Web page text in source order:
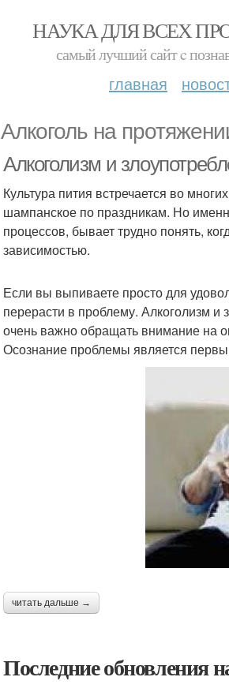
НАУКА ДЛЯ ВСЕХ
самый лучший сайт c
главная
Алкоголь на
Алкоголизм и
Культура пития встречается во
шампанское по праздникам. Но
процессов, бывает трудно понять,
зависимостью.
Если вы выпиваете просто для
перерасти в проблему. Алкоголизм и
очень важно обращать внимание на
Осознание проблемы является
читать дальше →
Последние обновления